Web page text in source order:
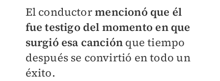
El conductormencionó que él
fue testigo del momento en que
surgió esa canción que tiempo
después se convirtió en todo un
éxito.